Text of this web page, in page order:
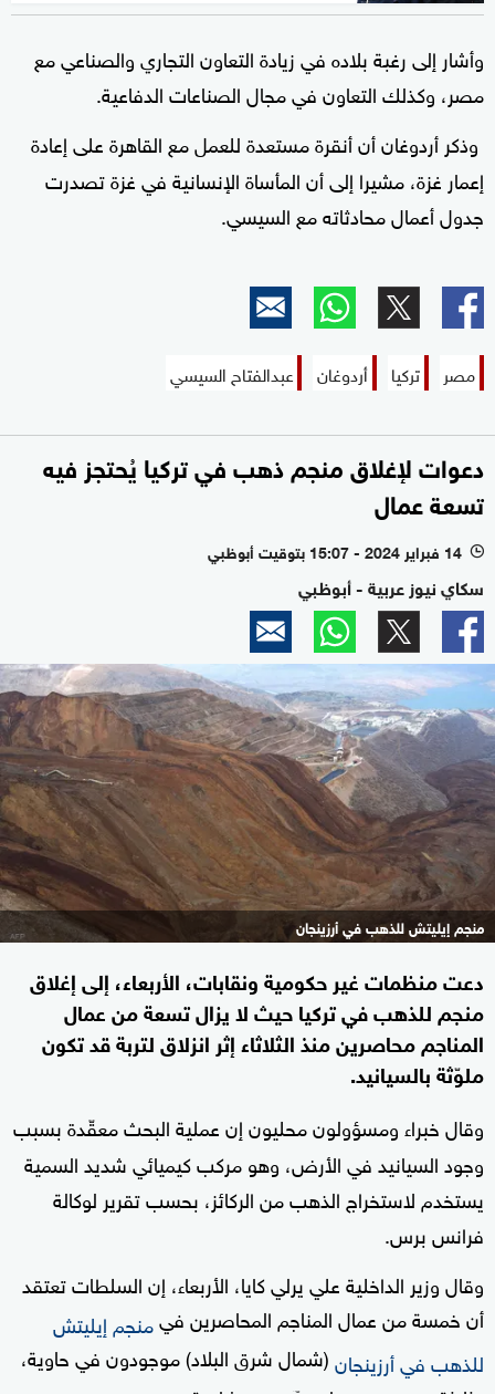
وأشار إلى رغبة بلاده في زيادة التعاون التجاري والصناعي مع
مصر، وكذلك التعاون في مجال الصناعات الدفاعية.
وذكر أردوغان أن أنقرة مستعدة للعمل مع القاهرة على إعادة
إعمار غزة، مشيرا إلى أنالمأساة الإنسانية في غزة تصدرت
جدول أعمال محادثاته مع السيسي.
مصر تركيا أردوغان عبدالفتاح السيسي
دعوات لإغلاق منجم ذهب في تركيا يُحتجز فيه
تسعة عمال
l 14 فبراير 2024 - 15:07 بتوقيت أبوظبي
سكاي نيوز عربية - أبوظبي
منجم إيليتش للذهب في أرزينجان
دعت منظمات غير حكومية ونقابات، الأربعاء، إلى إغلاق
منجم للذهب في تركيا حيث لا يزال تسعة من عمال
المناجم محاصرين منذ الثلاثاء إثر انزلاق لتربة قد تكون
ملوّثة بالسيانيد.
وقال خبراء ومسؤولون محليون إن عملية البحث معقّدة بسبب
وجود السيانيد في الأرض، وهو مركب كيميائي شديد السمية
يستخدم لاستخراج الذهب من الركائز، بحسب تقرير لوكالة
فرانس برس.
وقال وزير الداخلية علي يرلي كايا، الأربعاء، إن السلطات تعتقد
أن خمسة من عمال المناجم المحاصرين فيمنجم إيليتش
للذهب في أرزينجان(شمال شرق البلاد) موجودون في حاوية،